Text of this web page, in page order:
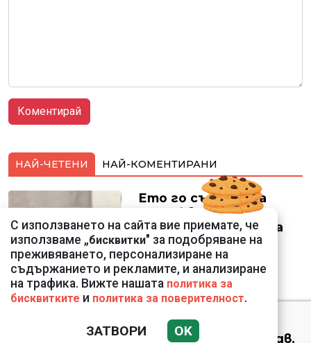
НАЙ-ЧЕТЕНИ НАЙ-КОМЕНТИРАНИ
Ето го съпруга на
неадекватната
външна министърка
Велислава Петрова
Николай Попов за
фалшивия пиар на адв.
С използването на сайта вие приемате, че
използваме „бисквитки" за подобряване на
преживяването, персонализиране на
съдържанието и рекламите, и анализиране
на трафика. Вижте нашата политика за
бисквитките и политика за поверителност.
ЗАТВОРИ OK